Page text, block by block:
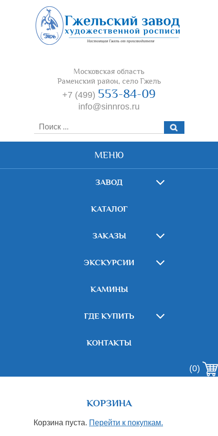
Московская область
Раменский район, село Гжель
+7 (499) 553-84-09
info@sinnros.ru
МЕНЮ
ЗАВОД
КАТАЛОГ
ЗАКАЗЫ
ЭКСКУРСИИ
КАМИНЫ
ГДЕ КУПИТЬ
КОНТАКТЫ
(0)
КОРЗИНА
Корзина пуста. Перейти к покупкам.